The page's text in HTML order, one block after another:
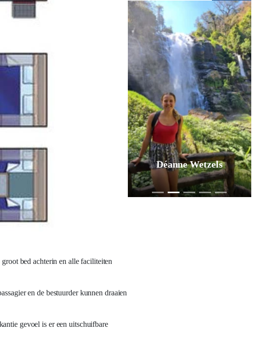
Déanne Wetzels
bed achterin en alle faciliteiten
en de bestuurder kunnen draaien
gevoel is er een uitschuifbare